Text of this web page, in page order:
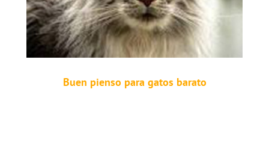
Buen pienso para gatos barato